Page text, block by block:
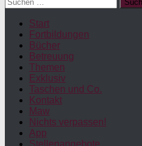
nach:
Start
Fortbildungen
Bücher
Betreuung
Themen
Exklusiv
Taschen und Co.
Kontakt
Maw
Nichts verpassen!
App
Stellenangebote